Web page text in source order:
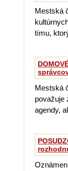
Mestská
tímu,
Mestská
považuje
agendy,